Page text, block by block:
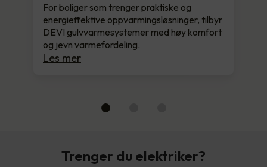
For boliger som trenger praktiske og
energieffektive oppvarmingsløsninger, tilbyr
DEVI gulvvarmesystemer med høy komfort
og jevn varmefordeling.
Les mer
Trenger du elektriker?